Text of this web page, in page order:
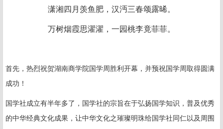
潇湘四月羡鱼肥，汉沔三春颂露晞。
万树烟霞思濯濯，一园桃李竟菲菲。
首先，热烈祝贺湖南商学院国学周胜利开幕，并预祝国学周取得圆满
成功！
国学社成立有半年多了，国学社的宗旨在于弘扬国学知识，普及优秀
的中华经典文化成果，让中华文化之璀璨明珠给国学社同仁以及周围